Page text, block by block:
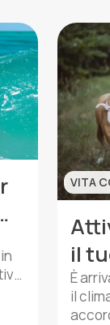
VITA
il
È
il